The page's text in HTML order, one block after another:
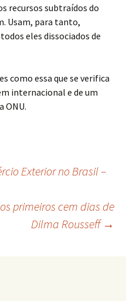
recursos subtraídos do
Usam, para tanto,
eles dissociados de
como essa que se verifica
internacional e de um
ONU.
Exterior no Brasil –
primeiros cem dias de
Dilma Rousseff →